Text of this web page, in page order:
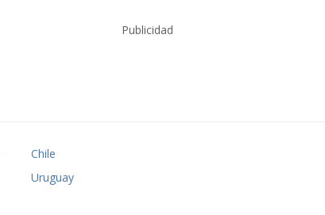
Publicidad
Chile
Uruguay